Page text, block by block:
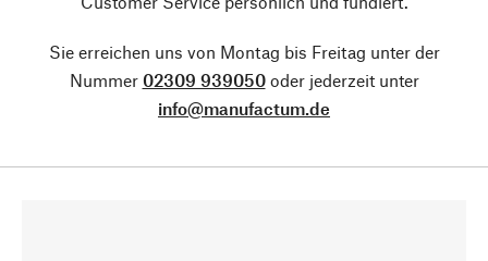
Sie erreichen uns von Montag bis Freitag unter der
Nummer 02309 939050oder jederzeit unter
info@manufactum.de